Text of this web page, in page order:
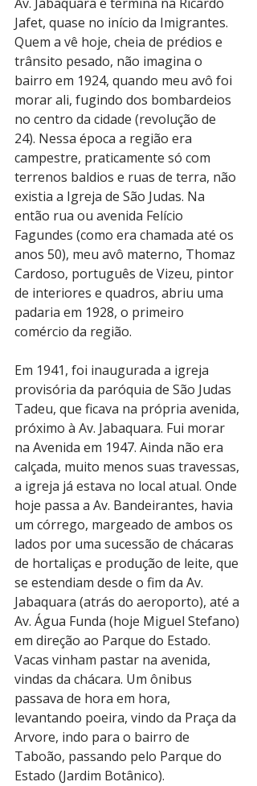
Jafet, quase no início da Imigrantes.
Quem a vê hoje, cheia de prédios e
trânsito pesado, não imagina o
bairro em 1924, quando meu avô foi
morar ali, fugindo dos bombardeios
no centro da cidade (revolução de
24). Nessa época a região era
campestre, praticamente só com
terrenos baldios e ruas de terra, não
existia a Igreja de São Judas. Na
então rua ou avenida Felício
Fagundes (como era chamada até os
anos 50), meu avô materno, Thomaz
Cardoso, português de Vizeu, pintor
de interiores e quadros, abriu uma
padaria em 1928, o primeiro
comércio da região.
Em 1941, foi inaugurada a igreja
provisória da paróquia de São Judas
Tadeu, que ficava na própria avenida,
próximo à Av. Jabaquara. Fui morar
na Avenida em 1947. Ainda não era
calçada, muito menos suas travessas,
a igreja já estava no local atual. Onde
hoje passa a Av. Bandeirantes, havia
um córrego, margeado de ambos os
lados por uma sucessão de chácaras
de hortaliças e produção de leite, que
se estendiam desde o fim da Av.
Jabaquara (atrás do aeroporto), até a
Av. Água Funda (hoje Miguel Stefano)
em direção ao Parque do Estado.
Vacas vinham pastar na avenida,
vindas da chácara. Um ônibus
passava de hora em hora,
levantando poeira, vindo da Praça da
Arvore, indo para o bairro de
Taboão, passando pelo Parque do
Estado (Jardim Botânico).